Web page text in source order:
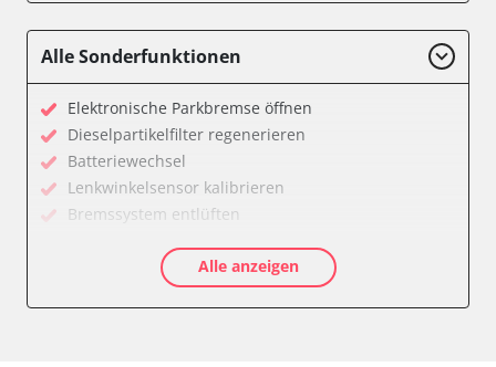
Bedieneinheit Mittelkonsole
Bordcomputer
CD-Wechsler
Command
Dachbedieneinheit (DBE)
Dämpfungssystem hinten links
Dämpfungssystem hinten rechts
Dämpfungssystem vorne links
Dämpfungssystem vorne rechts
Alle Sonderfunktionen
Elektronische Parkbremse öffnen
Dieselpartikelfilter regenerieren
Batteriewechsel
Lenkwinkelsensor kalibrieren
Bremssystem entlüften
Elektronische Parkbremse kalibrieren
Ölservicerückstellung
Alle anzeigen